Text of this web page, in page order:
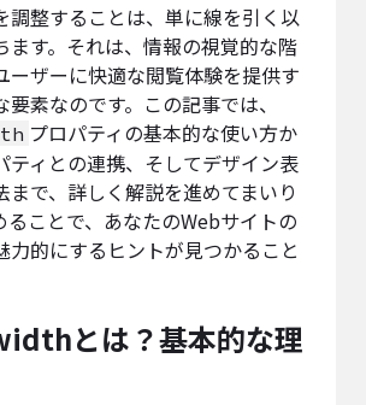
調整することは、単に線を引く以
ます。それは、情報の視覚的な階
ーザーに快適な閲覧体験を提供す
素なのです。この記事では、
プロパティの基本的な使い方か
ティとの連携、そしてデザイン表
まで、詳しく解説を進めてまいり
ることで、あなたのWebサイトの
力的にするヒントが見つかること
とは？基本的な理